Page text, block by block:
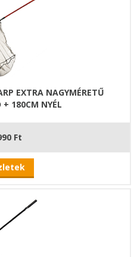
EXTRA NAGYMÉRETŰ
+ 180CM NYÉL
Ft